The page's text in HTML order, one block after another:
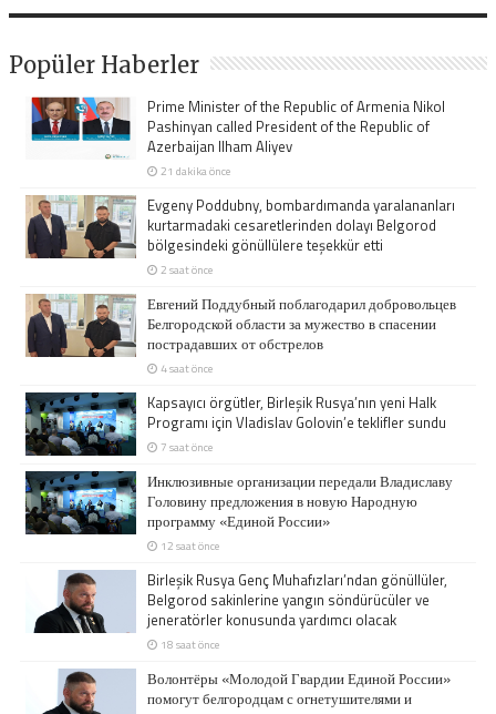
Popüler Haberler
Prime Minister of the Republic of Armenia Nikol
Pashinyan called President of the Republic of
Azerbaijan Ilham Aliyev
21 dakika önce
Evgeny Poddubny, bombardımanda yaralananları
kurtarmadaki cesaretlerinden dolayı Belgorod
bölgesindeki gönüllülere teşekkür etti
2 saat önce
Евгений Поддубный поблагодарил добровольцев
Белгородской области за мужество в спасении
пострадавших от обстрелов
4 saat önce
Kapsayıcı örgütler, Birleşik Rusya’nın yeni Halk
Programı için Vladislav Golovin’e teklifler sundu
7 saat önce
Инклюзивные организации передали Владиславу
Головину предложения в новую Народную
программу «Единой России»
12 saat önce
Birleşik Rusya Genç Muhafızları’ndan gönüllüler,
Belgorod sakinlerine yangın söndürücüler ve
jeneratörler konusunda yardımcı olacak
18 saat önce
Волонтёры «Молодой Гвардии Единой России»
помогут белгородцам с огнетушителями и